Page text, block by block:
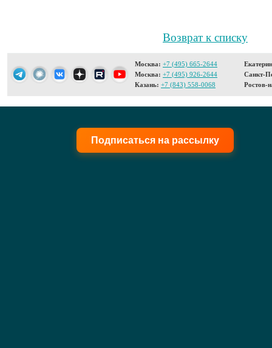
Возврат к списку
Москва: +7 (495) 665-2644
Москва: +7 (495) 926-2644
Казань: +7 (843) 558-0068
Санкт-
Ростов-
Подписаться на рассылку